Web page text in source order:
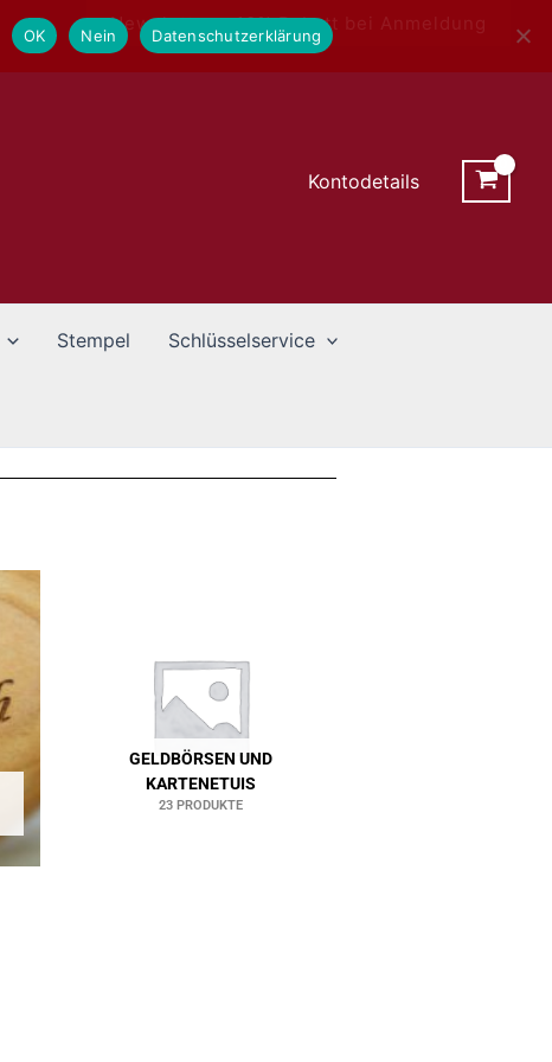
Newsletter - 10% Rabatt bei Anmeldung
Kontodetails
Stempel Schlüsselservice
GELDBÖRSEN UND
KARTENETUIS
23 PRODUKTE
OK Nein Datenschutzerklärung